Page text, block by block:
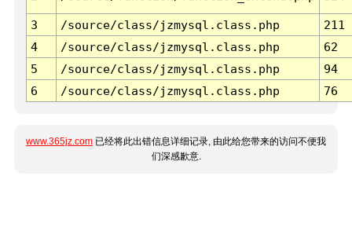
3 /source/class/jzmysql.class.php
211
4
/source/class/jzmysql.class.php
62
5
/source/class/jzmysql.class.php
94
6
/source/class/jzmysql.class.php 76
www.365jz.com 已经将此出错信息详细记录, 由此给您带来的访问不便我
们深感歉意.